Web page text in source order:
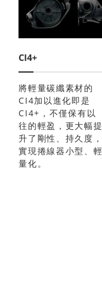
CI4+
將輕量碳纖素材的
CI4加以進化即是
CI4+，不僅保有以
往的輕盈，更大幅提
升了剛性、持久度，
實現捲線器小型、輕
量化。